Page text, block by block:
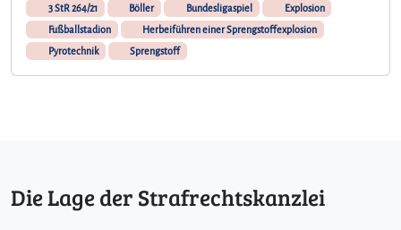
3 StR 264/21 Böller Bundesligaspiel
Explosion
Fußballstadion
Herbeiführen einer Sprengstoffexplosion
Pyrotechnik
Sprengstoff
Die Lage der Strafrechtskanzlei